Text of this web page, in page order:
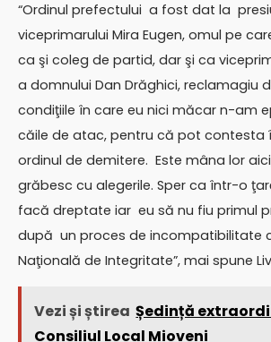
“Ordinul prefectului a fost dat la
viceprimarului Mira Eugen, omul pe
ca şi coleg de partid, dar şi ca
a domnului Dan Drăghici, reclamagiu
condiţiile în care eu nici măcar n-am
căile de atac, pentru că pot contesta
ordinul de demitere. Este mâna lor
grăbesc cu alegerile. Sper ca într-o
facă dreptate iar eu să nu fiu primul
după un proces de incompatibilitate
Naţională de Integritate”, mai spune
Vezi și știrea Ședință
Consiliul Local Mioveni